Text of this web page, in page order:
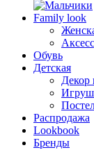
Family look
Обувь
Детская
Декор
Распродажа
Lookbook
Бренды